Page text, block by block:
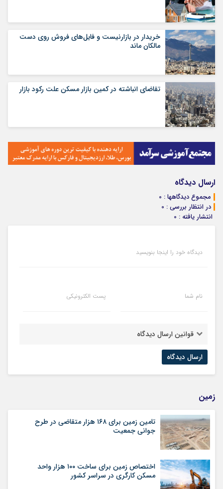
خریدار در بازارنیست و فایل‌های فروش روی دست
مالکان ماند
تقاضای انباشته در کمین بازار مسکن علت رکود بازار
ارسال دیدگاه
مجموع دیدگاهها : 0
در انتظار بررسی : 0
انتشار یافته : 0
دیدگاه خود را اینجا بنویسید
نام شما پست الکترونیکی
قوانین ارسال دیدگاه
زمین
تامین زمین برای ۱۶۸ هزار متقاضی در طرح
جوانی جمعیت
اختصاص زمین برای ساخت ۱۰۰ هزار واحد
مسکن کارگری در سراسر کشور